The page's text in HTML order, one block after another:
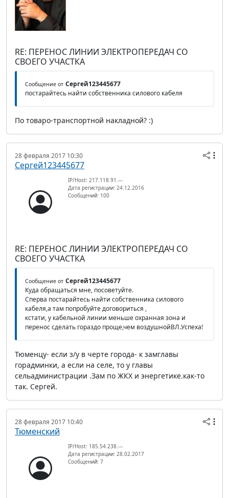
RE: ПЕРЕНОС ЛИНИИ ЭЛЕКТРОПЕРЕДАЧ СО
СВОЕГО УЧАСТКА
Сообщение от Сергей123445677
постарайтесь найти собственника силового кабеля
По товаро-транспортной накладной? :)
28 февраля 2017 10:30
Сергей123445677
IP/Host: 217.118.91.---
Дата регистрации: 24.12.2016
Сообщений: 100
RE: ПЕРЕНОС ЛИНИИ ЭЛЕКТРОПЕРЕДАЧ СО
СВОЕГО УЧАСТКА
Сообщение от Сергей123445677
Куда обращаться мне, посоветуйте.
Сперва постарайтесь найти собственника силового
кабеля,а там попробуйте договориться ,
кстати, у кабельной линии меньше охранная зона и
перенос сделать гораздо проще,чем воздушнойВЛ.Успеха!
Тюменцу- если з/у в черте города- к замглавы
горадминки, а если на селе, то у главы
сельадминистрации .Зам по ЖКХ и энергетике.как-то
так. Сергей.
28 февраля 2017 10:40
Тюменский
IP/Host: 185.54.238.---
Дата регистрации: 28.02.2017
Сообщений: 7